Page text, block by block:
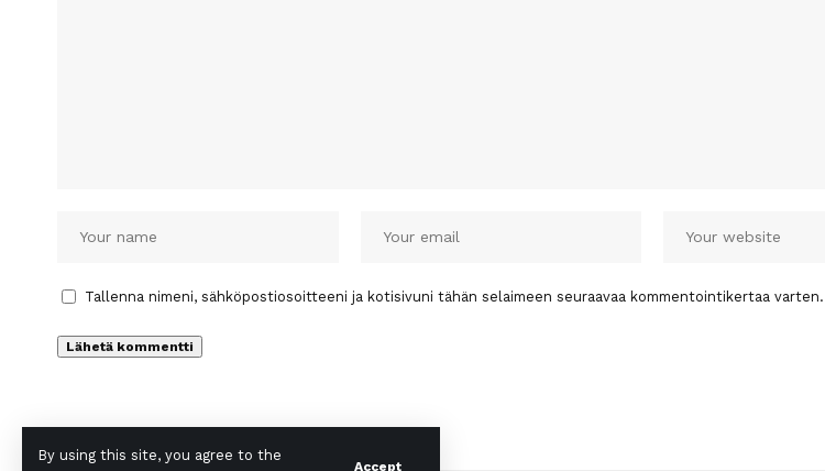
By using this site, you agree to the
Accept
Tallenna nimeni, sähköpostiosoitteeni ja kotisivuni tähän selaimeen seuraavaa kommentointikertaa varten.